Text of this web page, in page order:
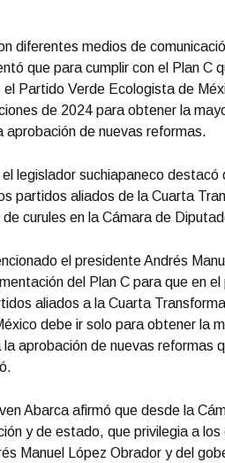
diferentes medios de
que para cumplir con el Plan C
el Partido Verde Ecologista de
de 2024 para obtener la
aprobación de nuevas reformas.
legislador suchiapaneco
partidos aliados de la Cuarta
curules en la Cámara de
el presidente Andrés
del Plan C para que en
aliados a la Cuarta
debe ir solo para obtener la
aprobación de nuevas reformas
Abarca afirmó que desde la
y de estado, que privilegia a
Manuel López Obrador y del